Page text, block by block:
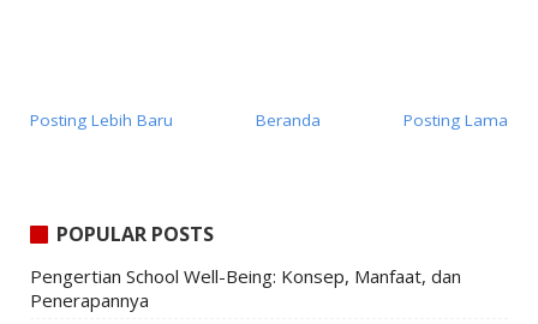
Posting Lebih Baru Posting Lama
Beranda
POPULAR POSTS
Pengertian School Well-Being: Konsep, Manfaat, dan
Penerapannya